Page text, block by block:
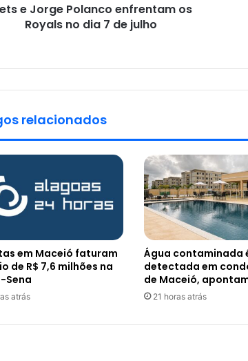
e Jorge Polanco enfrentam os
Royals no dia 7 de julho
relacionados
em Maceió faturam
de R$ 7,6 milhões na
Sena
atrás
Água contaminada
detectada em
de Maceió,
21 horas atrás